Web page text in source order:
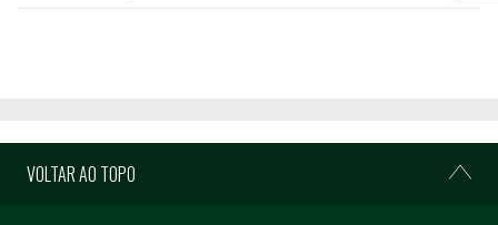
VOLTAR AO TOPO